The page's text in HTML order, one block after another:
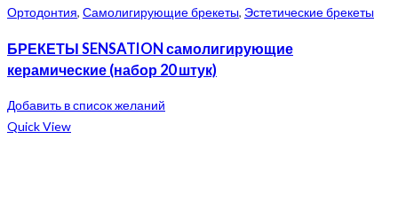
Ортодонтия, Самолигирующие брекеты, Эстетические брекеты
БРЕКЕТЫ SENSATION самолигирующие
керамические (набор 20 штук)
Добавить в список желаний
Quick View